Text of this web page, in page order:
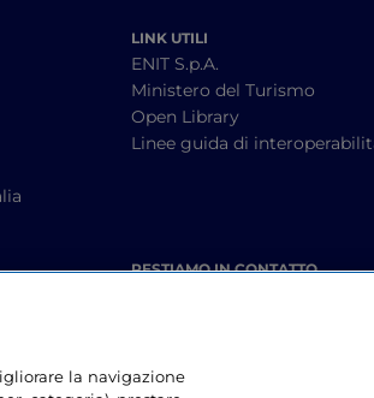
LINK UTILI
ENIT S.p.A.
Ministero del Turismo
Open Library
Linee guida di
RESTIAMO IN CONTATTO
la navigazione